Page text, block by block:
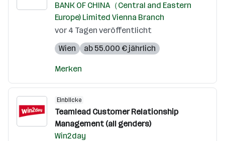
BANK OF CHINA（Central and Eastern
Europe) Limited Vienna Branch
vor 4 Tagen veröffentlicht
Wien
ab 55.000 € jährlich
Merken
Einblicke
Teamlead Customer Relationship
Management (all genders)
Win2day